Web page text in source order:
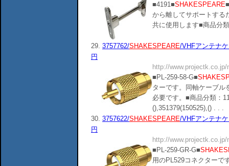
■4191■SHAKESPEARE
から離してサポートする
共に使用します■商品分
29. 3757762/SHAKESPEARE/VHFアンテナ
円
http://
■PL-259-58-G■
ターです。同軸ケーブル
必要です。■商品分類：
(),351379(150525),() . . .
30. 3757622/SHAKESPEARE/VHFアンテナ
円
http://
■PL-259-GR-G■
用のPL529コネクターで